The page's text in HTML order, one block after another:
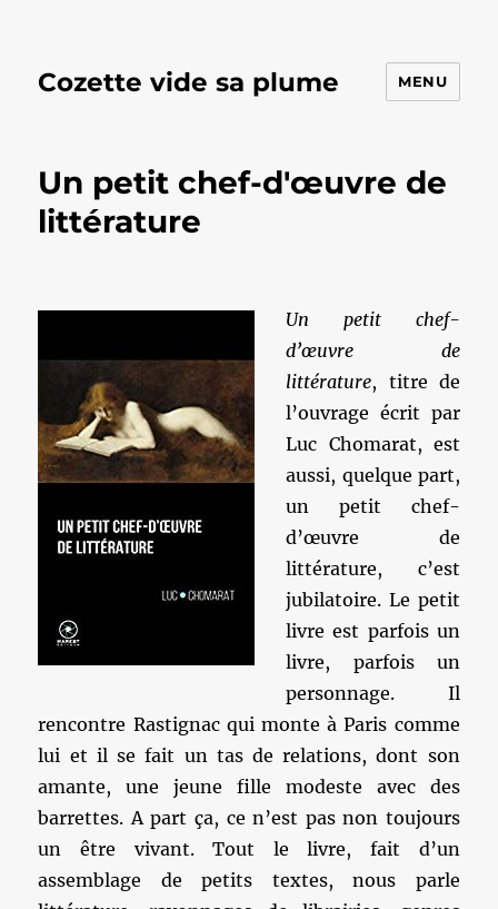
Cozette vide sa plume MENU
Un petit chef-d'œuvre de
littérature
Un petit chef-
d’œuvre de
littérature, titre de
l’ouvrage écrit par
Luc Chomarat, est
aussi, quelque part,
un petit chef-
d’œuvre de
littérature, c’est
jubilatoire. Le petit
livre est parfois un
livre, parfois un
personnage. Il
rencontre Rastignac qui monte à Paris comme
lui et il se fait un tas de relations, dont son
amante, une jeune fille modeste avec des
barrettes. A part ça, ce n’est pas non toujours
un être vivant. Tout le livre, fait d’un
assemblage de petits textes, nous parle